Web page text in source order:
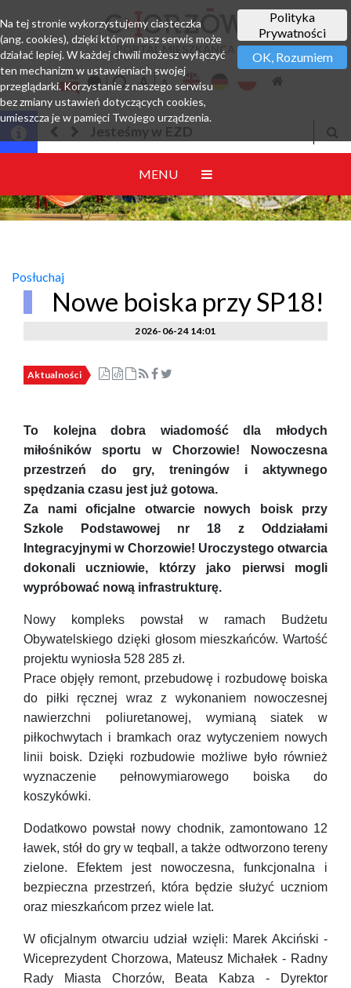
PORTAL MIESZKAŃCA
Jesteśmy w EZD
MENU
Posłuchaj
Nowe boiska przy SP18!
2026-06-24 14:01
Aktualności
To kolejna dobra wiadomość dla młodych
miłośników sportu w Chorzowie! Nowoczesna
przestrzeń do gry, treningów i aktywnego
spędzania czasu jest już gotowa.
Za nami oficjalne otwarcie nowych boisk przy
Szkole Podstawowej nr 18 z Oddziałami
Integracyjnymi w Chorzowie! Uroczystego otwarcia
dokonali uczniowie, którzy jako pierwsi mogli
wypróbować nową infrastrukturę.
Nowy kompleks powstał w ramach Budżetu
Obywatelskiego dzięki głosom mieszkańców. Wartość
projektu wyniosła 528 285 zł.
Prace objęły remont, przebudowę i rozbudowę boiska
do piłki ręcznej wraz z wykonaniem nowoczesnej
nawierzchni poliuretanowej, wymianą siatek w
piłkochwytach i bramkach oraz wytyczeniem nowych
linii boisk. Dzięki rozbudowie możliwe było również
wyznaczenie pełnowymiarowego boiska do
koszykówki.
Dodatkowo powstał nowy chodnik, zamontowano 12
ławek, stół do gry w teqball, a także odtworzono tereny
zielone. Efektem jest nowoczesna, funkcjonalna i
bezpieczna przestrzeń, która będzie służyć uczniom
oraz mieszkańcom przez wiele lat.
W oficjalnym otwarciu udział wzięli: Marek Akciński -
Wiceprezydent Chorzowa, Mateusz Michałek - Radny
Rady Miasta Chorzów, Beata Kabza - Dyrektor
Polityka
Prywatności
OK, Rozumiem
Na tej stronie wykorzystujemy ciasteczka
(ang. cookies), dzięki którym nasz serwis może
działać lepiej. W każdej chwili możesz wyłączyć
ten mechanizm w ustawieniach swojej
przeglądarki. Korzystanie z naszego serwisu
bez zmiany ustawień dotyczących cookies,
umieszcza je w pamięci Twojego urządzenia.